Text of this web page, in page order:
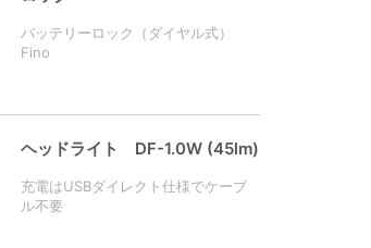
バッテリーロック（ダイヤル式）
Fino
ヘッドライト DF-1.0W (45lm)
充電はUSBダイレクト仕様でケーブ
ル不要